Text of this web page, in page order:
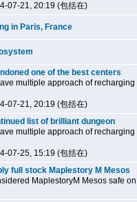
07-21, 20:19 (包括在)
in Paris, France
one of the best centers
multiple approach of recharging
07-21, 20:19 (包括在)
list of brilliant dungeon
multiple approach of recharging
07-25, 15:19 (包括在)
full stock Maplestory M Mesos
MaplestoryM Mesos safe